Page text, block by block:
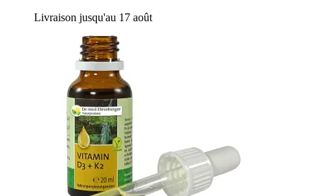
Livraison jusqu'au 17 août